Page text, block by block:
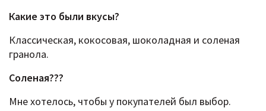
Какие это были вкусы?
Классическая, кокосовая, шоколадная и соленая
гранола.
Соленая???
Мне хотелось, чтобы у покупателей был выбор.